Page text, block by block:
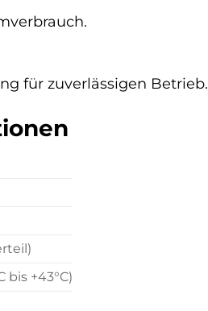
für zuverlässigen Betrieb.
+43°C)